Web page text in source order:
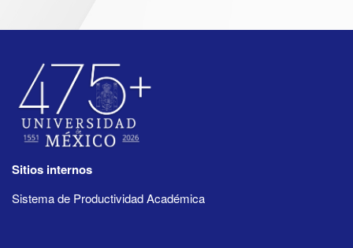
Sitios internos
Sistema de Productividad Académica